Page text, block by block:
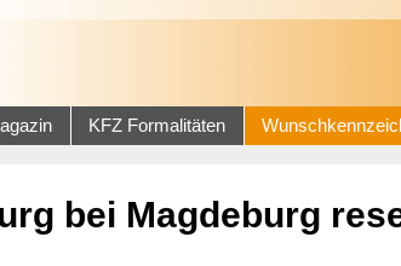
KFZ Formalitäten
bei Magdeburg